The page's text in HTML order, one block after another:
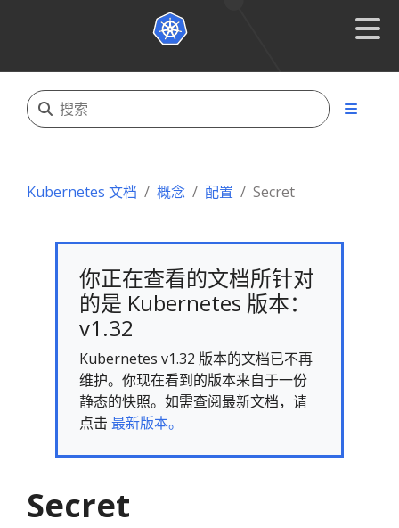
Kubernetes 文档 概念 配置 Secret
你正在查看的文档所针对
的是 Kubernetes 版本：
v1.32
Kubernetes v1.32 版本的文档已不再
维护。你现在看到的版本来自于一份
静态的快照。如需查阅最新文档，请
点击 最新版本。
Secret